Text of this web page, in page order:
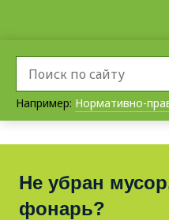
Например: Нормативно-
Не убран
фонарь?